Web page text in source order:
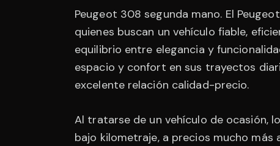
Peugeot 308 segunda mano. El
quienes buscan un vehículo fiable,
equilibrio entre elegancia y
espacio y confort en sus trayectos
excelente relación calidad-precio.
Al tratarse de un vehículo de ocasión,
bajo kilometraje, a precios mucho más